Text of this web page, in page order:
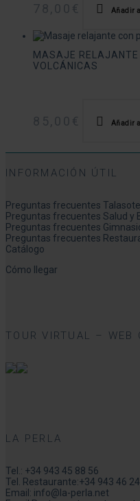
78,00 € Añadir
MASAJE RELAJANTE
VOLCÁNICAS
85,00 € Añadir
INFORMACIÓN ÚTIL
Preguntas frecuentes
Preguntas frecuentes Salud y
Preguntas frecuentes
Preguntas frecuentes
Catálogo
Cómo llegar
TOUR VIRTUAL – WEB
LA PERLA
Tel.: +34 943 45 88 56
Tel. Restaurante:+34 943 46
Email: info@la-perla.net